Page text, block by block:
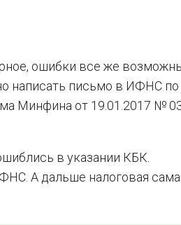
ошибки все же
написать письмо в ИФНС по
Минфина от 19.01.2017 №
в указании КБК.
А дальше налоговая сама